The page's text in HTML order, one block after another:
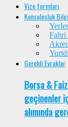
Vize formları
Konsolosluk
Fahri
Gerekli Evraklar
Borsa &
geçinenler
alımında